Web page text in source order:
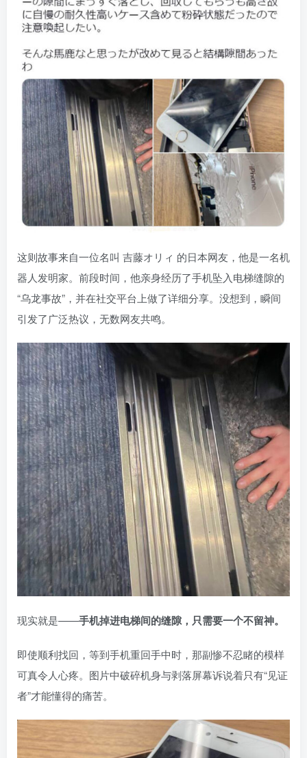
这则故事来自一位名叫 吉藤オリィ 的日本网友，他是一名机
器人发明家。前段时间，他亲身经历了手机坠入电梯缝隙的
“乌龙事故”，并在社交平台上做了详细分享。没想到，瞬间
引发了广泛热议，无数网友共鸣。
现实就是——手机掉进电梯间的缝隙，只需要一个不留神。
即使顺利找回，等到手机重回手中时，那副惨不忍睹的模样
可真令人心疼。图片中破碎机身与剥落屏幕诉说着只有“见证
者”才能懂得的痛苦。